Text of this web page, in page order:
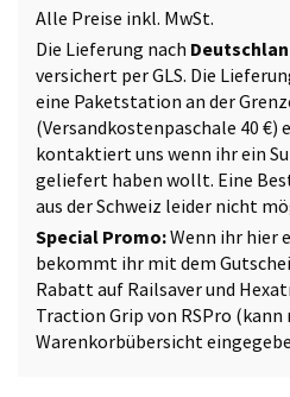
Alle Preise inkl. MwSt.
Die Lieferung nach
versichert per GLS. Die
eine Paketstation an der
(Versandkostenpaschale 40 €)
kontaktiert uns wenn ihr ein
geliefert haben wollt. Eine
aus der Schweiz leider nicht
Special Promo:Wenn ihr hier
bekommt ihr mit dem
Rabatt auf Railsaverund
Traction Grip von RSPro (kann
Warenkorbübersicht